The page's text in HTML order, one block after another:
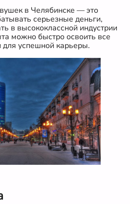
в Челябинске — это
серьезные деньги,
в высококлассной индустрии
можно быстро освоить все
успешной карьеры.